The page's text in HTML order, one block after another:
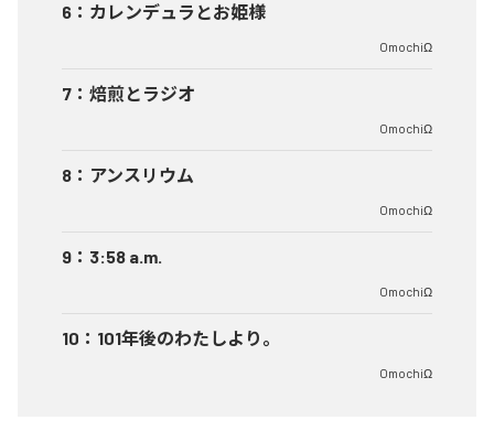
6 ： カレンデュラとお姫様
OmochiΩ
7 ： 焙煎とラジオ
OmochiΩ
8 ： アンスリウム
OmochiΩ
9 ： 3:58 a.m.
OmochiΩ
10 ： 101年後のわたしより。
OmochiΩ